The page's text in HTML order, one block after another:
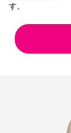
す。